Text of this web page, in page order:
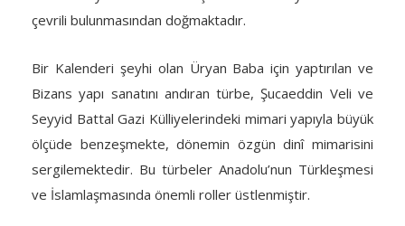
çevrili bulunmasından doğmaktadır.
Bir Kalenderi şeyhi olan Üryan Baba için yaptırılan ve
Bizans yapı sanatını andıran türbe, Şucaeddin Veli ve
Seyyid Battal Gazi Külliyelerindeki mimari yapıyla büyük
ölçüde benzeşmekte, dönemin özgün dinî mimarisini
sergilemektedir. Bu türbeler Anadolu’nun Türkleşmesi
ve İslamlaşmasında önemli roller üstlenmiştir.